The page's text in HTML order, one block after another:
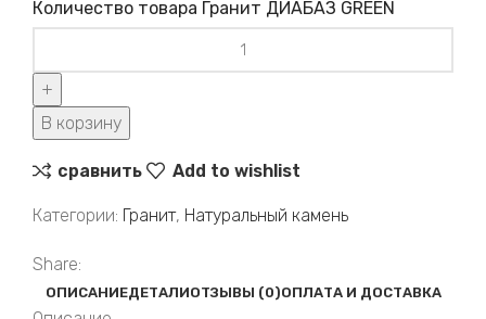
Количество товара Гранит ДИАБАЗ GREEN
В корзину
сравнить Add to wishlist
Категории: Гранит, Натуральный камень
Share:
ОПИСАНИЕДЕТАЛИОТЗЫВЫ (0)ОПЛАТА И ДОСТАВКА